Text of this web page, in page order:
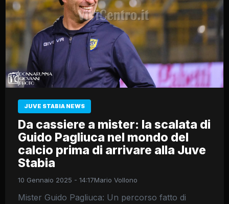
JUVE STABIA NEWS
Da cassiere a mister: la scalata di
Guido Pagliuca nel mondo del
calcio prima di arrivare alla Juve
Stabia
10 Gennaio 2025 - 14:17Mario Vollono
Mister Guido Pagliuca: Un percorso fatto di